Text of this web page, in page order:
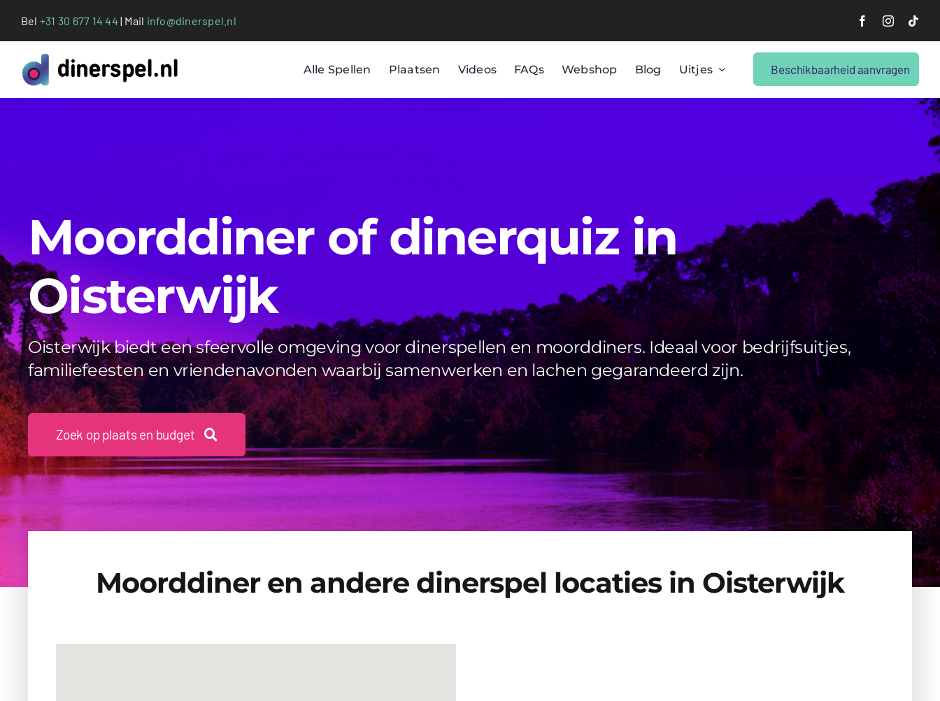
Bel +31 30 677 14 44 | Mail info@dinerspel.nl
Alle Spellen Plaatsen Videos FAQs Webshop Blog Uitjes Beschikbaarheid aanvragen
Moorddiner of dinerquiz in
Oisterwijk
Oisterwijk biedt een sfeervolle omgeving voor dinerspellen en moorddiners. Ideaal voor bedrijfsuitjes,
familiefeesten en vriendenavonden waarbij samenwerken en lachen gegarandeerd zijn.
Zoek op plaats en budget
Moorddiner en andere dinerspel locaties in Oisterwijk